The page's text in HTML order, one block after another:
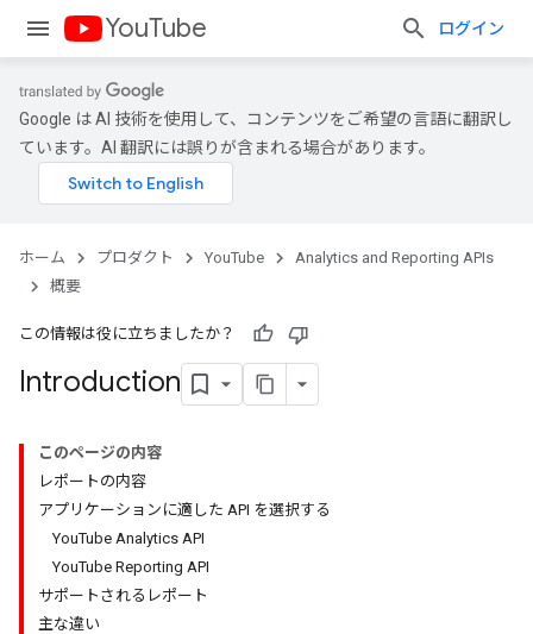
YouTube ログイン
Google は AI 技術を使用して、コンテンツをご希望の言語に翻訳し
ています。AI 翻訳には誤りが含まれる場合があります。
ホーム プロダクト YouTube
Analytics and Reporting APIs
概要
この情報は役に立ちましたか？
Introduction
このページの内容
レポートの内容
アプリケーションに適した API を選択する
YouTube Analytics API
YouTube Reporting API
サポートされるレポート
主な違い